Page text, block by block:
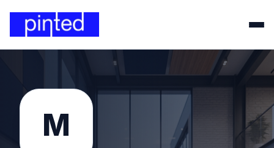
M